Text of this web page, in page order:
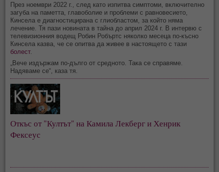
През ноември 2022 г., след като изпитва симптоми, включително
загуба на паметта, главоболие и проблеми с равновесието,
Кинсела е диагностицирана с глиобластом, за който няма
лечение. Тя пази новината в тайна до април 2024 г. В интервю с
телевизионния водещ Робин Робъртс няколко месеца по-късно
Кинсела казва, че се опитва да живее в настоящето с тази
болест.
„Вече издържам по-дълго от средното. Така се справяме.
Надяваме се“, каза тя.
Откъс от "Култът" на Камила Лекберг и Хенрик
Фексеус